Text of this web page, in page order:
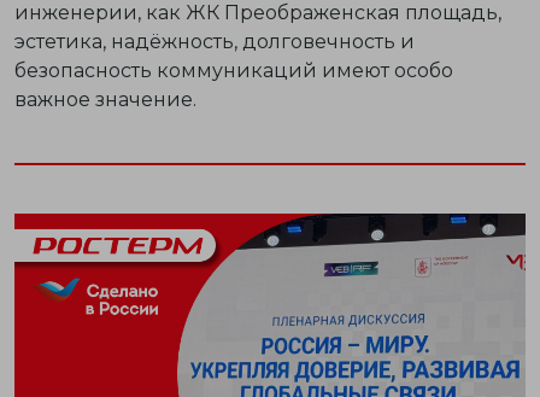
инженерии, как ЖК Преображенская площадь,
эстетика, надёжность, долговечность и
безопасность коммуникаций имеют особо
важное значение.